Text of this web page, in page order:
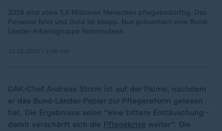
2024 sind etwa 5,6 Millionen Menschen pflegebedürftig. Das
Personal fehlt und Geld ist knapp. Nun präsentiert eine Bund-
Länder-Arbeitsgruppe Reformideen.
DAK-Chef Andreas Storm ist auf der Palme, nachdem
er das Bund-Länder-Papier zur Pflegereform gelesen
hat. Die Ergebnisse seien "eine bittere Enttäuschung -
damit verschärft sich die Pflegekrise weiter". Die